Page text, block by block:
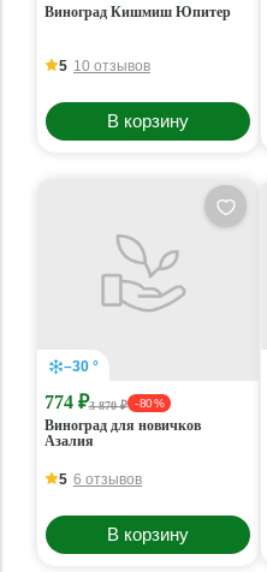
Виноград Кишмиш Юпитер
5 10 отзывов
В корзину
–30 °
774 ₽3 870 ₽ - 80 %
Виноград для новичков
Азалия
5 6 отзывов
В корзину